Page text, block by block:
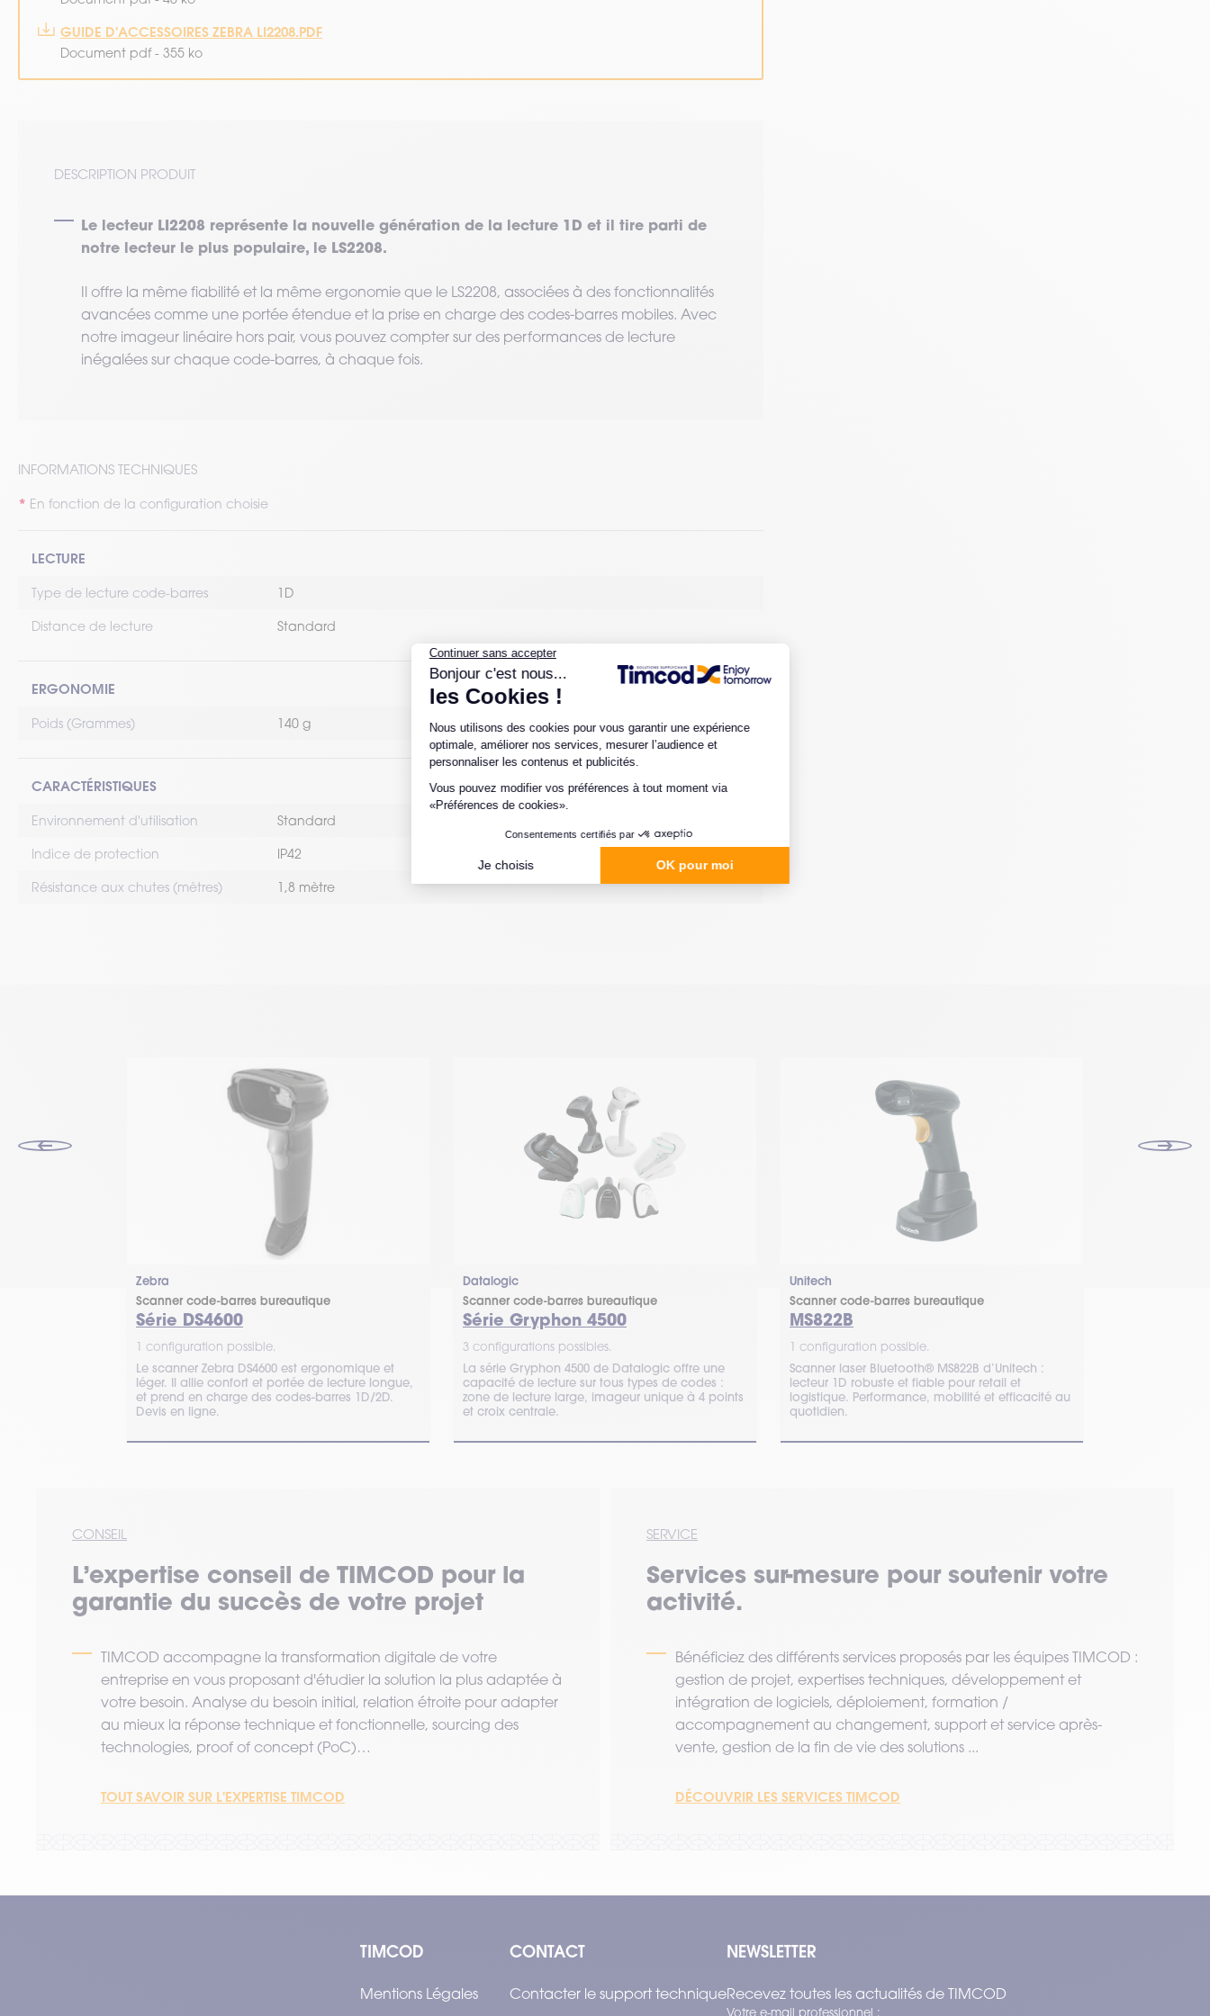
GUIDE D'ACCESSOIRES ZEBRA LI2208.PDF
Document pdf - 355 ko
DESCRIPTION PRODUIT
Le lecteur LI2208 représente la nouvelle génération de la lecture 1D et il tire parti de
notre lecteur le plus populaire, le LS2208.
Il offre la même fiabilité et la même ergonomie que le LS2208, associées à des fonctionnalités
avancées comme une portée étendue et la prise en charge des codes-barres mobiles. Avec
notre imageur linéaire hors pair, vous pouvez compter sur des performances de lecture
inégalées sur chaque code-barres, à chaque fois.
INFORMATIONS TECHNIQUES
En fonction de la configuration choisie
LECTURE
Type de lecture code-barres 1D
Distance de lecture Standard
ERGONOMIE
Poids (Grammes) 140 g
CARACTÉRISTIQUES
Environnement d'utilisation Standard
Indice de protection IP42
Résistance aux chutes (mètres) 1,8 mètre
Zebra
Scanner code-barres bureautique
Série DS4600
1 configuration possible.
Le scanner Zebra DS4600 est ergonomique et
léger. Il allie confort et portée de lecture longue,
et prend en charge des codes-barres 1D/2D.
Devis en ligne.
Datalogic
Scanner code-barres bureautique
Série Gryphon 4500
3 configurations possibles.
La série Gryphon 4500 de Datalogic offre une
capacité de lecture sur tous types de codes :
zone de lecture large, imageur unique à 4 points
et croix centrale.
Unitech
Scanner code-barres bureautique
MS822B
1 configuration possible.
Scanner laser Bluetooth® MS822B d’Unitech :
lecteur 1D robuste et fiable pour retail et
logistique. Performance, mobilité et efficacité au
quotidien.
CONSEIL
L’expertise conseil de TIMCOD pour la
garantie du succès de votre projet
TIMCOD accompagne la transformation digitale de votre
entreprise en vous proposant d'étudier la solution la plus adaptée à
votre besoin. Analyse du besoin initial, relation étroite pour adapter
au mieux la réponse technique et fonctionnelle, sourcing des
technologies, proof of concept (PoC)…
TOUT SAVOIR SUR L'EXPERTISE TIMCOD
SERVICE
Services sur-mesure pour soutenir votre
activité.
Bénéficiez des différents services proposés par les équipes TIMCOD :
gestion de projet, expertises techniques, développement et
intégration de logiciels, déploiement, formation /
accompagnement au changement, support et service après-
vente, gestion de la fin de vie des solutions ...
DÉCOUVRIR LES SERVICES TIMCOD
TIMCOD
Mentions Légales
CONTACT
Contacter le support technique
NEWSLETTER
Recevez toutes les actualités de TIMCOD
Votre e-mail professionnel :